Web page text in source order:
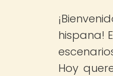
hispana!
Hoy